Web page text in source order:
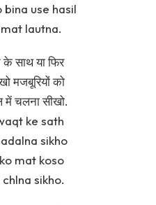
use hasil
lautna.
साथ या फिर
मजबूरियों को
में चलना सीखो.
ke sath
sikho
mat koso
sikho.